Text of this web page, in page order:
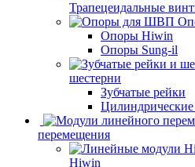
Трапецеидальные
Опоры Hiwin
Опоры Sung-il
шестерни
Зубчатые рейки
перемещения
Hiwin